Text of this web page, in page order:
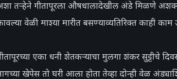
तऱ्हेने गीतापूरला औषधालादेखील अंडे मिळणे अशक्य
वेळी माश्या मारीत बसण्याव्यतिरिक्त काही काम
एका धनी शेतकऱ्याचा मुलगा शंकर सुट्टीचे
खेपेस तो घरी आला होता तेव्हा दोन्ही वेळ